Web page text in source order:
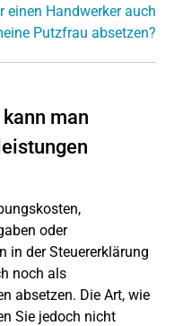
einen Handwerker auch
Putzfrau absetzen?
man
oder
in der Steuererklärung
noch als
absetzen. Die Art, wie
Sie jedoch nicht